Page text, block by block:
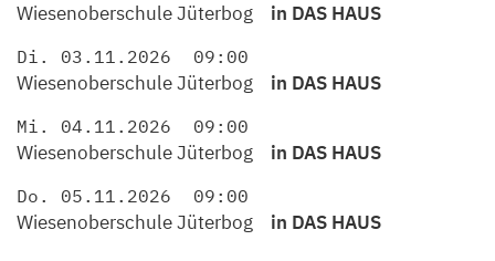
Wiesenoberschule Jüterbog in DAS HAUS
Di. 03.11.2026 09:00
Wiesenoberschule Jüterbog in DAS HAUS
Mi. 04.11.2026 09:00
Wiesenoberschule Jüterbog in DAS HAUS
Do. 05.11.2026 09:00
Wiesenoberschule Jüterbog in DAS HAUS